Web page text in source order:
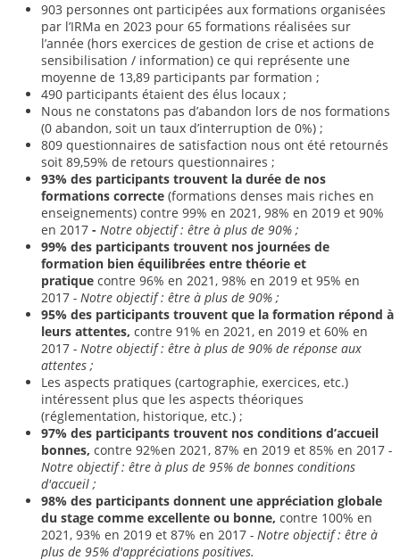
903 personnes ont participées aux formations organisées
par l’IRMa en 2023 pour 65 formations réalisées sur
l’année (hors exercices de gestion de crise et actions de
sensibilisation / information) ce qui représente une
moyenne de 13,89 participants par formation ;
490 participants étaient des élus locaux ;
Nous ne constatons pas d’abandon lors de nos formations
(0 abandon, soit un taux d’interruption de 0%) ;
809 questionnaires de satisfaction nous ont été retournés
soit 89,59% de retours questionnaires ;
93% des participants trouvent la durée de nos
formations correcte (formations denses mais riches en
enseignements) contre 99% en 2021, 98% en 2019 et 90%
en 2017 - Notre objectif : être à plus de 90% ;
99% des participants trouvent nos journées de
formation bien équilibrées entre théorie et
pratique contre 96% en 2021, 98% en 2019 et 95% en
2017 - Notre objectif : être à plus de 90% ;
95% des participants trouvent que la formation répond à
leurs attentes, contre 91% en 2021, en 2019 et 60% en
2017 - Notre objectif : être à plus de 90% de réponse aux
attentes ;
Les aspects pratiques (cartographie, exercices, etc.)
intéressent plus que les aspects théoriques
(réglementation, historique, etc.) ;
97% des participants trouvent nos conditions d’accueil
bonnes, contre 92%en 2021, 87% en 2019 et 85% en 2017 -
Notre objectif : être à plus de 95% de bonnes conditions
d'accueil ;
98% des participants donnent une appréciation globale
du stage comme excellente ou bonne, contre 100% en
2021, 93% en 2019 et 87% en 2017 - Notre objectif : être à
plus de 95% d'appréciations positives.